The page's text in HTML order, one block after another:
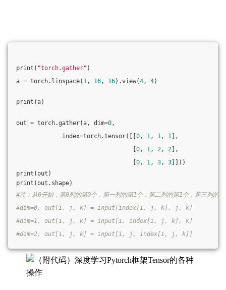
print( "torch.gather" )
a = torch.linspace( 1, 16, 16).view(4, 4)
print(a)
out = torch.gather(a, dim=0,
index=torch.tensor([[ 0, 1, 1, 1 ],
0, 1, 2, 2 ],
0, 1, 3, 3 ]]))
print(out)
print(out.shape)
#注：从0开始，第0列的第0个，第一列的第1个，第二列的第1个，第三列的
#dim=0, out[i, j, k] = input[index[i, j, k], j, k]
#dim=1, out[i, j, k] = input[i, index[i, j, k], k]
#dim=2, out[i, j, k] = input[i, j, index[i, j, k]]